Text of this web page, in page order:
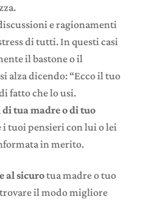
e ragionamenti
di tutti. In questi casi
il bastone o il
alza dicendo: “Ecco il tuo
fatto che lo usi.
tua madre o di tuo
tuoi pensieri con lui o lei
in merito.
al sicurotua madre o tuo
il modo migliore